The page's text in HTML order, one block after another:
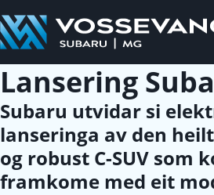
Lansering
Subaru utvidar si
lanseringa av den
og robust C-SUV som
framkome med eit